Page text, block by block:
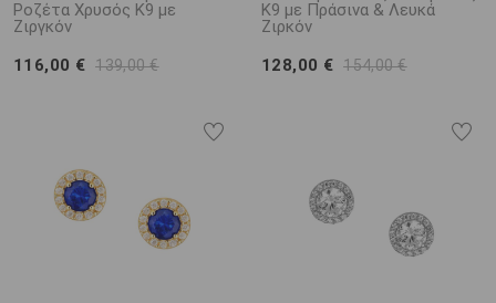
Ροζέτα Χρυσός Κ9 με
Ζιργκόν
116,00 € 139,00 €
K9 με Πράσινα & Λευκά
Ζιρκόν
128,00 € 154,00 €